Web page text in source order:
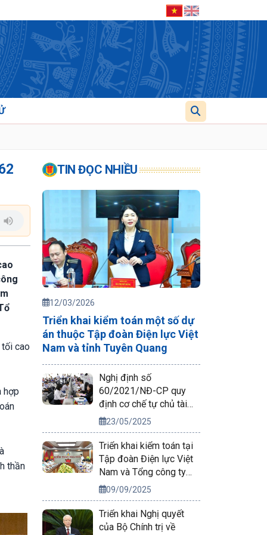
tối cao
hợp
thần
TIN ĐỌC NHIỀU
12/03/2026
Triển khai kiểm toán một số dự
án thuộc Tập đoàn Điện lực Việt
Nam và tỉnh Tuyên Quang
Nghị định số
60/2021/NĐ-CP quy
định cơ chế tự chủ tài
chính của đơn vị sự
nghiệp công lập
23/05/2025
Triển khai kiểm toán tại
Tập đoàn Điện lực Việt
Nam và Tổng công ty
Phát điện 2
09/09/2025
Triển khai Nghị quyết
của Bộ Chính trị về